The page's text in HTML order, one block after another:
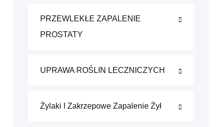
PRZEWLEKŁE ZAPALENIE
PROSTATY
UPRAWA ROŚLIN LECZNICZYCH
Żylaki I Zakrzepowe Zapalenie Żył